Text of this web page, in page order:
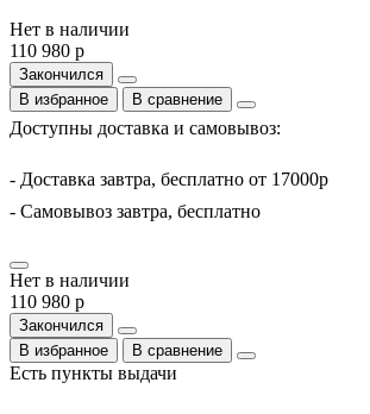
Нет в наличии
110 980 р
Закончился
В избранное
В сравнение
Доступны доставка и самовывоз:
- Доставка завтра, бесплатно от 17000р
- Самовывоз завтра, бесплатно
Нет в наличии
110 980 р
Закончился
В избранное
В сравнение
Есть пункты выдачи